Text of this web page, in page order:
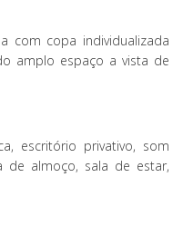
com copa individualizada
amplo espaço a vista de
escritório privativo, som
de almoço, sala de estar,